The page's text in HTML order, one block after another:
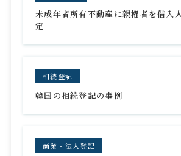
未成年者所有不動産に親権者を借入
定
相続登記
韓国の相続登記の事例
商業・法人登記